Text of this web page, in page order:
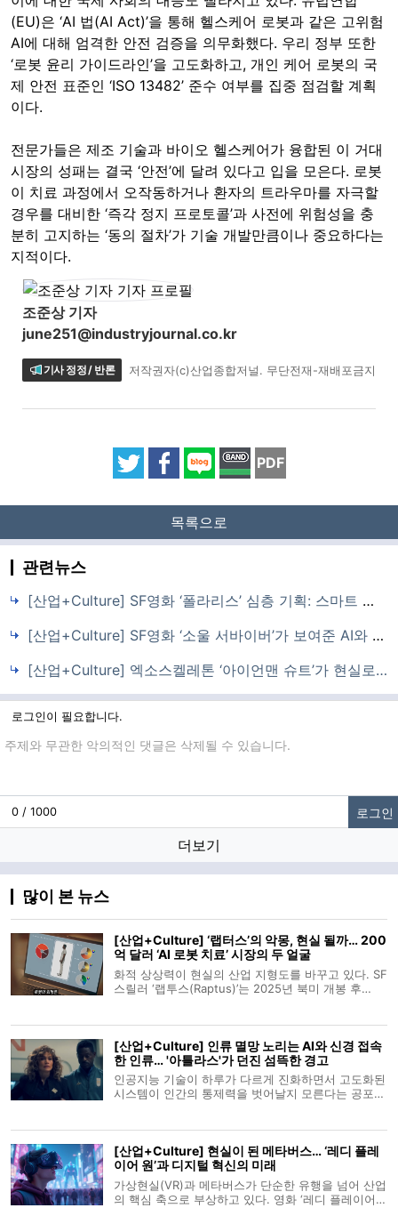
(EU)은 ‘AI 법(AI Act)’을 통해 헬스케어 로봇과 같은 고위험
AI에 대해 엄격한 안전 검증을 의무화했다. 우리 정부 또한
‘로봇 윤리 가이드라인’을 고도화하고, 개인 케어 로봇의 국
제 안전 표준인 ‘ISO 13482’ 준수 여부를 집중 점검할 계획
이다.
전문가들은 제조 기술과 바이오 헬스케어가 융합된 이 거대
시장의 성패는 결국 ‘안전’에 달려 있다고 입을 모은다. 로봇
이 치료 과정에서 오작동하거나 환자의 트라우마를 자극할
경우를 대비한 ‘즉각 정지 프로토콜’과 사전에 위험성을 충
분히 고지하는 ‘동의 절차’가 기술 개발만큼이나 중요하다는
지적이다.
조준상 기자
june251@industryjournal.co.kr
기사 정정 / 반론 저작권자(c)산업종합저널. 무단전재-재배포금지
PDF
목록으로
관련뉴스
[산업+Culture] SF영화 ‘폴라리스’ 심층 기획: 스마트 팩토리와 인간-로봇 협업 혁명의 현재와 미래
[산업+Culture] SF영화 ‘소울 서바이버’가 보여준 AI와 인간 심리 융합의 미래
[산업+Culture] 엑소스켈레톤 ‘아이언맨 슈트’가 현실로…
로그인이 필요합니다.
글입력
0 / 1000 로그인
더보기
많이 본 뉴스
[산업+Culture] ‘랩터스’의 악몽, 현실 될까… 200
억 달러 ‘AI 로봇 치료’ 시장의 두 얼굴
화적 상상력이 현실의 산업 지형도를 바꾸고 있다. SF
스릴러 ‘랩투스(Raptus)’는 2025년 북미 개봉 후
현재 급팽창한 글로벌 디지털
[산업+Culture] 인류 멸망 노리는 AI와 신경 접속
한 인류… '아틀라스'가 던진 섬뜩한 경고
인공지능 기술이 하루가 다르게 진화하면서 고도화된
시스템이 인간의 통제력을 벗어날지 모른다는 공포가
을 그리며, 다가올 미래 기술
[산업+Culture] 현실이 된 메타버스… ‘레디 플레
이어 원’과 디지털 혁신의 미래
가상현실(VR)과 메타버스가 단순한 유행을 넘어 산업
의 핵심 축으로 부상하고 있다. 영화 ‘레디 플레이어